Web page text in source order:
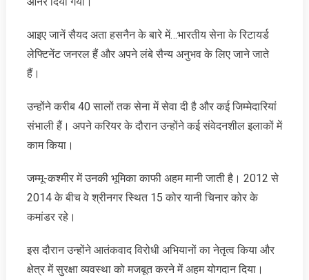
आइए जानें सैयद अता हसनैन के बारे में…भारतीय सेना के रिटायर्ड
लेफ्टिनेंट जनरल हैं और अपने लंबे सैन्य अनुभव के लिए जाने जाते
हैं।
उन्होंने करीब 40 सालों तक सेना में सेवा दी है और कई जिम्मेदारियां
संभाली हैं। अपने करियर के दौरान उन्होंने कई संवेदनशील इलाकों में
काम किया।
जम्मू-कश्मीर में उनकी भूमिका काफी अहम मानी जाती है। 2012 से
2014 के बीच वे श्रीनगर स्थित 15 कोर यानी चिनार कोर के
कमांडर रहे।
इस दौरान उन्होंने आतंकवाद विरोधी अभियानों का नेतृत्व किया और
क्षेत्र में सुरक्षा व्यवस्था को मजबूत करने में अहम योगदान दिया।